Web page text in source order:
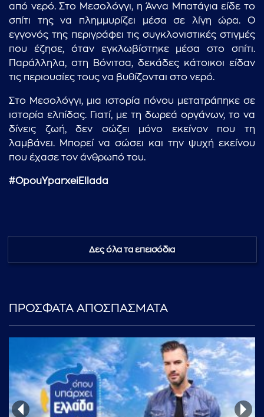
...πληκτρολογήστε κείμενο προς αναζήτηση
από νερό. Στο Μεσολόγγι, η Άννα Μπατάγια είδε το
σπίτι της να πλημμυρίζει μέσα σε λίγη ώρα. Ο
εγγονός της περιγράφει τις συγκλονιστικές στιγμές
που έζησε, όταν εγκλωβίστηκε μέσα στο σπίτι.
Παράλληλα, στη Βόνιτσα, δεκάδες κάτοικοι είδαν
τις περιουσίες τους να βυθίζονται στο νερό.
Στο Μεσολόγγι, μια ιστορία πόνου μετατράπηκε σε
ιστορία ελπίδας. Γιατί, με τη δωρεά οργάνων, το να
δίνεις ζωή, δεν σώζει μόνο εκείνον που τη
λαμβάνει. Μπορεί να σώσει και την ψυχή εκείνου
που έχασε τον άνθρωπό του.
#OpouYparxeiEllada
Δες όλα τα επεισόδια
ΠΡΟΣΦΑΤΑ ΑΠΟΣΠΑΣΜΑΤΑ